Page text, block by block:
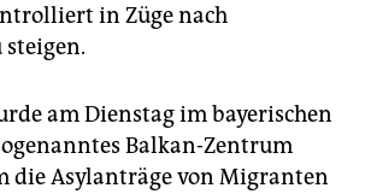
in Züge nach
steigen.
am Dienstag im bayerischen
Balkan-Zentrum
die Asylanträge von Migranten